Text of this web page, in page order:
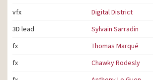
vfx
Digital District
3D lead
Sylvain Sarradin
fx
Thomas Marqué
fx
Chawky Rodesly